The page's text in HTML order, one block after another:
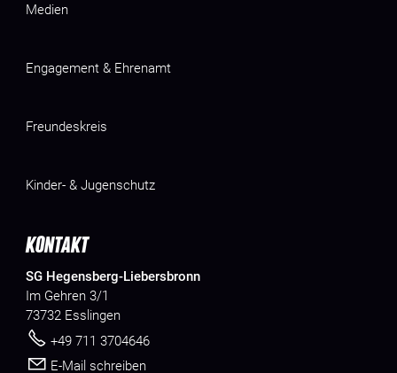
Medien
Engagement & Ehrenamt
Freundeskreis
Kinder- & Jugenschutz
KONTAKT
SG Hegensberg-Liebersbronn
Im Gehren 3/1
73732 Esslingen
+49 711 3704646
E-Mail schreiben